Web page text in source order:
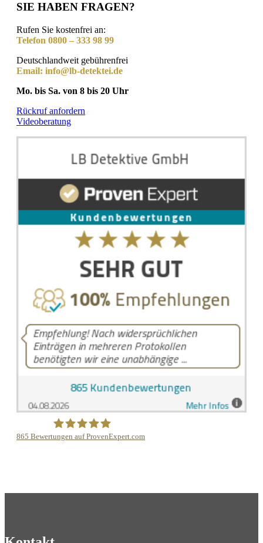
SIE HABEN FRAGEN?
Rufen Sie kostenfrei an:
Telefon 0800 – 333 98 99
Deutschlandweit gebührenfrei
Email: info@lb-detektei.de
Mo. bis Sa. von 8 bis 20 Uhr
Rückruf anfordern
Videoberatung
865 Bewertungen auf ProvenExpert.com